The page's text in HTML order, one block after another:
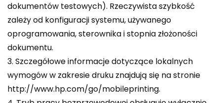
dokumentów testowych). Rzeczywista szybkość
zależy od konfiguracji systemu, używanego
oprogramowania, sterownika i stopnia złożoności
dokumentu.
3. Szczegółowe informacje dotyczące lokalnych
wymogów w zakresie druku znajdują się na stronie
http://www.hp.com/go/mobileprinting.